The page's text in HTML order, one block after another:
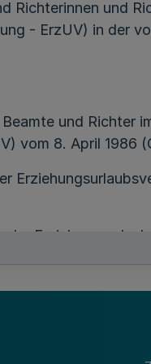
Richterinnen und
- ErzUV) in der
und Richter
vom 8. April 1986